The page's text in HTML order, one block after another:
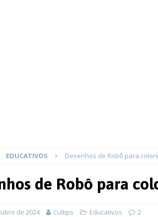
EDUCATIVOS Desenhos de Robô para
de Robô para
de 2024 Cultips Educativos 2